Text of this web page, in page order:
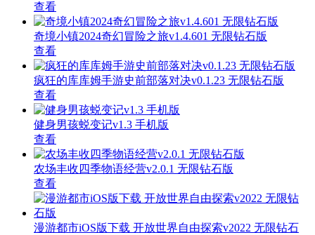
查看
奇境小镇2024奇幻冒险之旅v1.4.601 无限钻石版
查看
疯狂的库库姆手游史前部落对决v0.1.23 无限钻石版
查看
健身男孩蜕变记v1.3 手机版
查看
农场丰收四季物语经营v2.0.1 无限钻石版
查看
漫游都市iOS版下载 开放世界自由探索v2022 无限钻石